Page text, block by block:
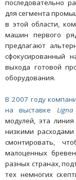
последовательно
для сегмента
в этой области,
машин первого
предлагают
сфокусированный
выхода готовой
оборудования.
В 2007 году
на выставке
модулей, эта
низкими
смонтировать,
малоценных
разных странах,
тех немногих